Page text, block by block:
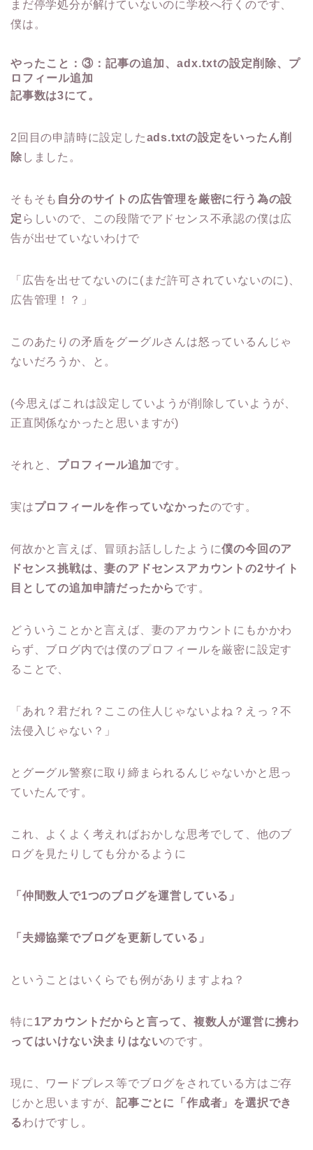
まだ停学処分が解けていないのに学校へ行くのです、
僕は。
やったこと：③：記事の追加、adx.txtの設定削除、プ
ロフィール追加
記事数は3にて。
2回目の申請時に設定したads.txtの設定をいったん削
除 しました。
そもそも 自分のサイトの広告管理を厳密に行う為の設
定 らしいので、この段階でアドセンス不承認の僕は広
告が出せていないわけで
「広告を出せてないのに(まだ許可されていないのに)、
広告管理！？」
このあたりの矛盾をグーグルさんは怒っているんじゃ
ないだろうか、と。
(今思えばこれは設定していようが削除していようが、
正直関係なかったと思いますが)
それと、 プロフィール追加です。
実はプロフィールを作っていなかったのです。
何故かと言えば、冒頭お話ししたように僕の今回のア
ドセンス挑戦は、妻のアドセンスアカウントの2サイト
目としての追加申請だったから です。
どういうことかと言えば、妻のアカウントにもかかわ
らず、ブログ内では僕のプロフィールを厳密に設定す
ることで、
「あれ？君だれ？ここの住人じゃないよね？えっ？不
法侵入じゃない？」
とグーグル警察に取り締まられるんじゃないかと思っ
ていたんです。
これ、よくよく考えればおかしな思考でして、他のブ
ログを見たりしても分かるように
「仲間数人で1つのブログを運営している」
「夫婦協業でブログを更新している」
ということはいくらでも例がありますよね？
特に 1アカウントだからと言って、複数人が運営に携わ
ってはいけない決まりはないのです。
現に、ワードプレス等でブログをされている方はご存
じかと思いますが、記事ごとに「作成者」を選択でき
るわけですし。